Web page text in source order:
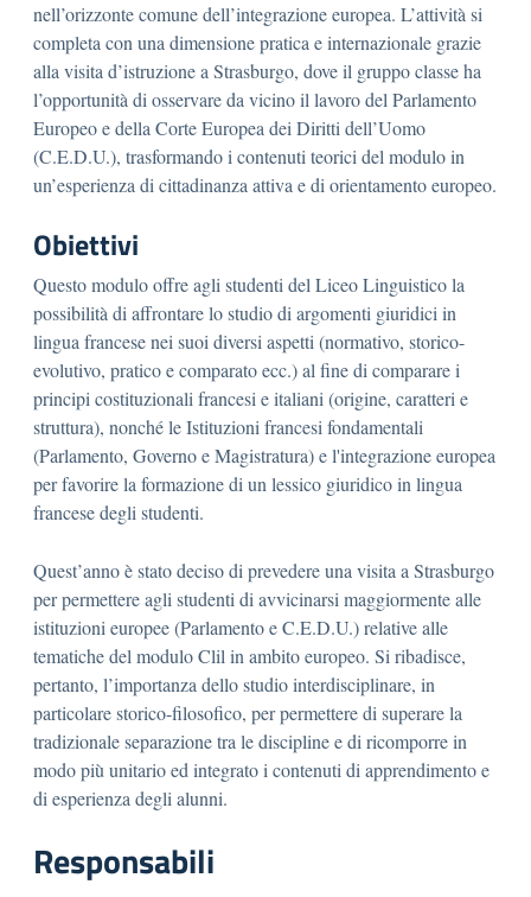
nell’orizzonte comune dell’integrazione europea. L’attività si
completa con una dimensione pratica e internazionale grazie
alla visita d’istruzione a Strasburgo, dove il gruppo classe ha
l’opportunità di osservare da vicino il lavoro del Parlamento
Europeo e della Corte Europea dei Diritti dell’Uomo
(C.E.D.U.), trasformando i contenuti teorici del modulo in
un’esperienza di cittadinanza attiva e di orientamento europeo.
Obiettivi
Questo modulo offre agli studenti del Liceo Linguistico la
possibilità di affrontare lo studio di argomenti giuridici in
lingua francese nei suoi diversi aspetti (normativo, storico-
evolutivo, pratico e comparato ecc.) al fine di comparare i
principi costituzionali francesi e italiani (origine, caratteri e
struttura), nonché le Istituzioni francesi fondamentali
(Parlamento, Governo e Magistratura) e l'integrazione europea
per favorire la formazione di un lessico giuridico in lingua
francese degli studenti.
Quest’anno è stato deciso di prevedere una visita a Strasburgo
per permettere agli studenti di avvicinarsi maggiormente alle
istituzioni europee (Parlamento e C.E.D.U.) relative alle
tematiche del modulo Clil in ambito europeo. Si ribadisce,
pertanto, l’importanza dello studio interdisciplinare, in
particolare storico-filosofico, per permettere di superare la
tradizionale separazione tra le discipline e di ricomporre in
modo più unitario ed integrato i contenuti di apprendimento e
di esperienza degli alunni.
Responsabili